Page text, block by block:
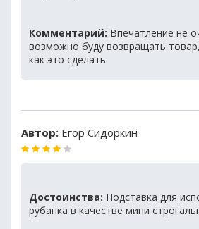
Комментарий: Впечатление не
возможно буду возвращать
как это сделать.
Автор: Егор Сидоркин
Достоинства: Подставка для
рубанка в качестве мини